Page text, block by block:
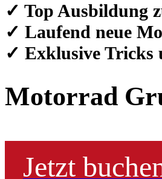
✓ Top Ausbildung
✓ Laufend neue
✓ Exklusive Tricks
Motorrad
Jetzt